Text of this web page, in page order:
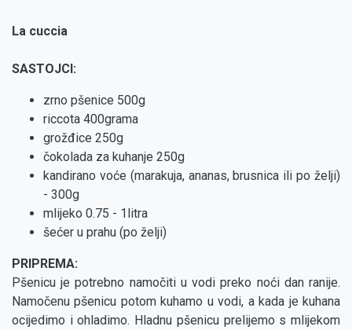
La cuccia
SASTOJCI:
zrno pšenice 500g
riccota 400grama
grožđice 250g
čokolada za kuhanje 250g
kandirano voće (marakuja, ananas, brusnica ili po želji)
- 300g
mlijeko 0.75 - 1litra
šećer u prahu (po želji)
PRIPREMA:
Pšenicu je potrebno namočiti u vodi preko noći dan ranije.
Namočenu pšenicu potom kuhamo u vodi, a kada je kuhana
ocijedimo i ohladimo. Hladnu pšenicu prelijemo s mlijekom